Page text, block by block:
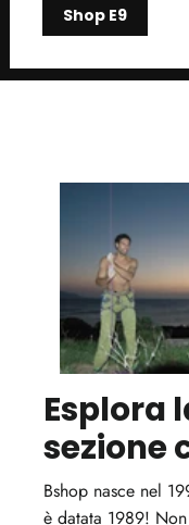
Shop E9
Esplora
sezione
Bshop nasce nel
è datata 1989!